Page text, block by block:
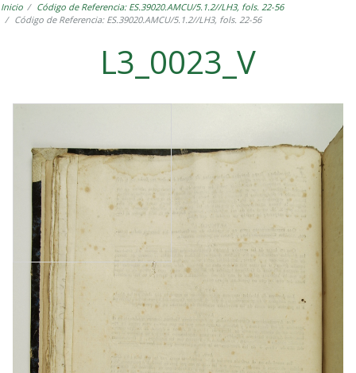
Inicio
Código de Referencia: ES.39020.AMCU/5.1.2//LH3, fols. 22-56
Código de Referencia: ES.39020.AMCU/5.1.2//LH3, fols. 22-56
L3_0023_V